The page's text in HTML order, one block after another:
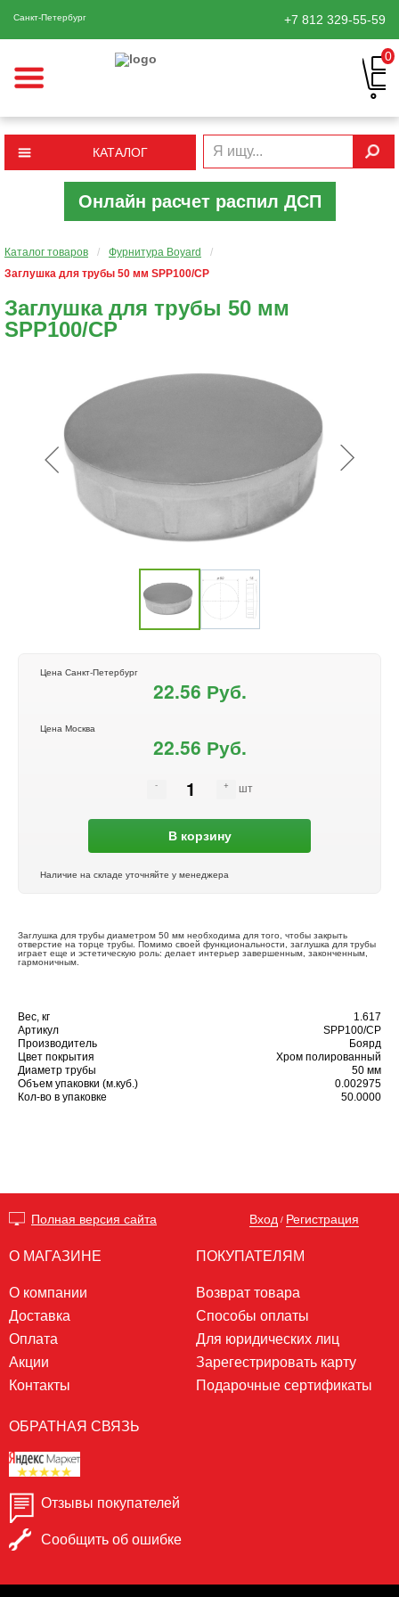
Санкт-Петербург +7 812 329-55-59
0
КАТАЛОГ
Онлайн расчет распил ДСП
Каталог товаров / Фурнитура Boyard
/
Заглушка для трубы 50 мм SPP100/CP
Заглушка для трубы 50 мм
SPP100/CP
Цена Санкт-Петербург
22.56 Руб.
Цена Москва
22.56 Руб.
шт
В корзину
Наличие на складе уточняйте у менеджера
Заглушка для трубы диаметром 50 мм необходима для того, чтобы закрыть
отверстие на торце трубы. Помимо своей функциональности, заглушка для трубы
играет еще и эстетическую роль: делает интерьер завершенным, законченным,
гармоничным.
Вес, кг
1.617
Артикул
SPP100/CP
Производитель
Боярд
Цвет покрытия
Хром полированный
Диаметр трубы
50 мм
Объем упаковки (м.куб.)
0.002975
Кол-во в упаковке
50.0000
Полная версия сайта Вход / Регистрация
О МАГАЗИНЕ
О компании
Доставка
Оплата
Акции
Контакты
ПОКУПАТЕЛЯМ
Возврат товара
Способы оплаты
Для юридических лиц
Зарегестрировать карту
Подарочные сертификаты
ОБРАТНАЯ СВЯЗЬ
Отзывы покупателей
Сообщить об ошибке